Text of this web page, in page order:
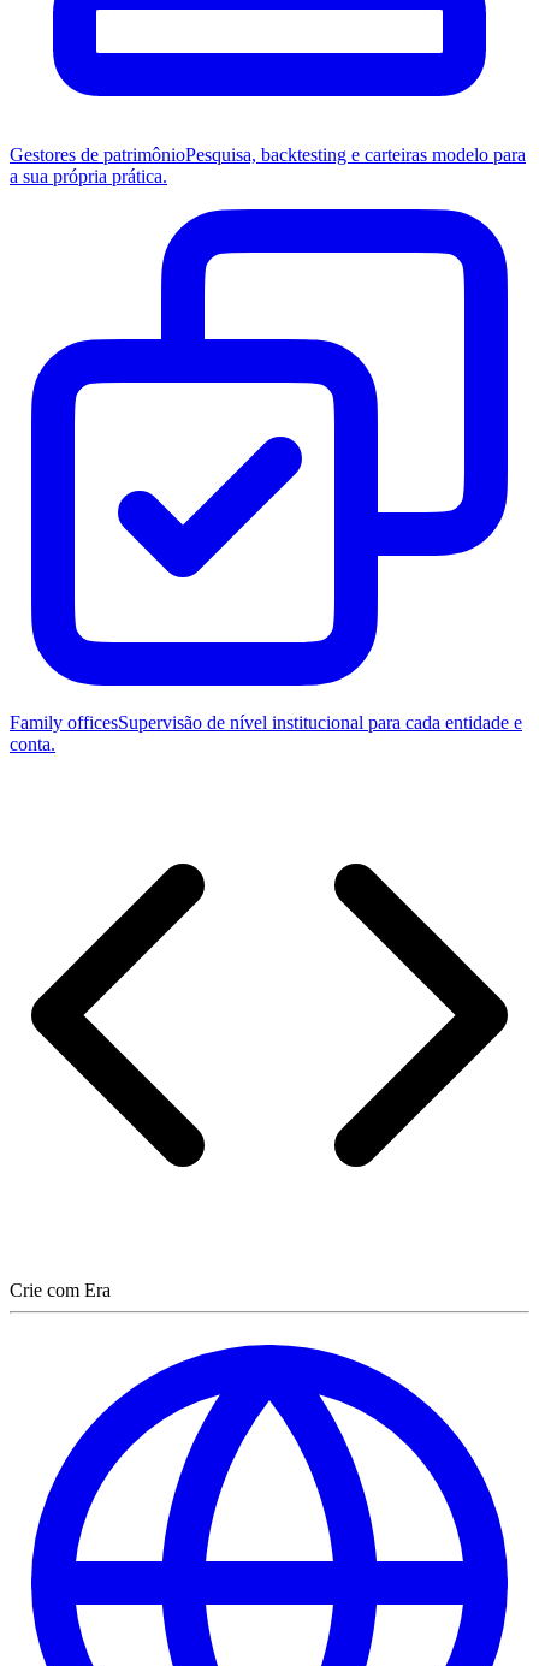
Gestores de patrimônioPesquisa, backtesting e carteiras modelo para
a sua própria prática.
Family officesSupervisão de nível institucional para cada entidade e
conta.
Crie com Era